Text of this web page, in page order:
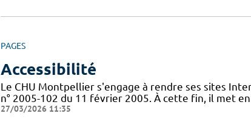
PAGES
Accessibilité
Le CHU Montpellier s'engage à rendre ses sites
n° 2005-102 du 11 février 2005. À cette fin, il met
27/03/2026 11:35